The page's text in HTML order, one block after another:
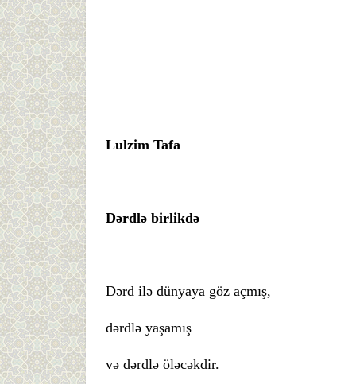
Lulzim Tafa
Dərdlə birlikdə
Dərd ilə dünyaya göz açmış,
dərdlə yaşamış
və dərdlə öləcəkdir.